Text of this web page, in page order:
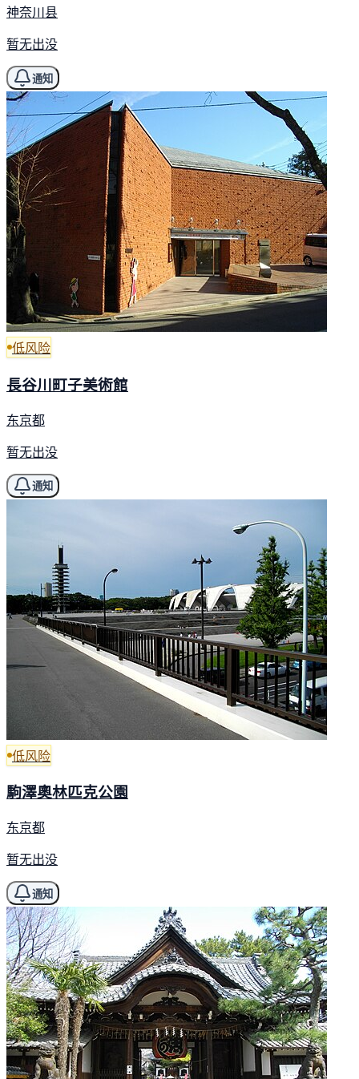
神奈川县
暂无出没
通知
低风险
長谷川町子美術館
东京都
暂无出没
通知
低风险
駒澤奧林匹克公園
东京都
暂无出没
通知